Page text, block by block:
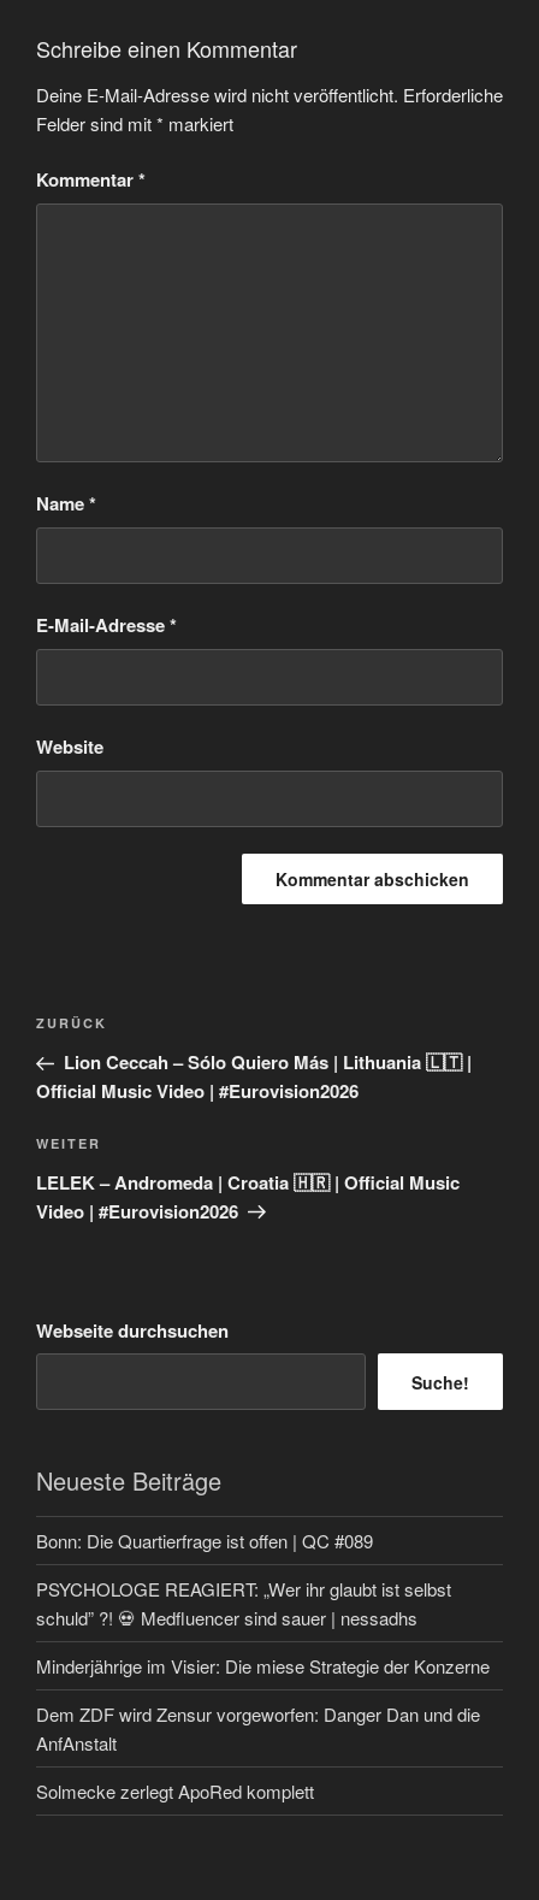
Schreibe einen Kommentar
Deine E-Mail-Adresse wird nicht veröffentlicht. Erforderliche
Felder sind mit* markiert
Kommentar*
Name*
E-Mail-Adresse*
Website
Beitragsnavigation
Vorheriger
Beitrag
ZURÜCK
Lion Ceccah – Sólo Quiero Más | Lithuania 🇱🇹 |
Official Music Video | #Eurovision2026
Nächster
Beitrag
WEITER
LELEK – Andromeda | Croatia 🇭🇷 | Official Music
Video | #Eurovision2026
Webseite durchsuchen
Suche!
Neueste Beiträge
Bonn: Die Quartierfrage ist offen | QC #089
PSYCHOLOGE REAGIERT: „Wer ihr glaubt ist selbst
schuld” ?! 💀 Medfluencer sind sauer | nessadhs
Minderjährige im Visier: Die miese Strategie der Konzerne
Dem ZDF wird Zensur vorgeworfen: Danger Dan und die
AnfAnstalt
Solmecke zerlegt ApoRed komplett